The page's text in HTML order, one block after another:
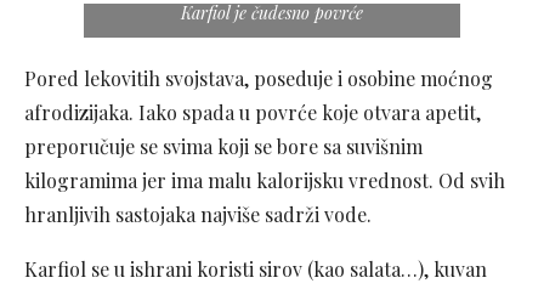
Karfiol je čudesno povrće
Pored lekovitih svojstava, poseduje i osobine moćnog
afrodizijaka. Iako spada u povrće koje otvara apetit,
preporučuje se svima koji se bore sa suvišnim
kilogramima jer ima malu kalorijsku vrednost. Od svih
hranljivih sastojaka najviše sadrži vode.
Karfiol se u ishrani koristi sirov (kao salata…), kuvan